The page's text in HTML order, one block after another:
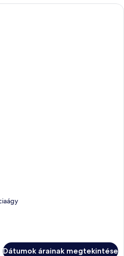
Dátumok árainak megtekintése